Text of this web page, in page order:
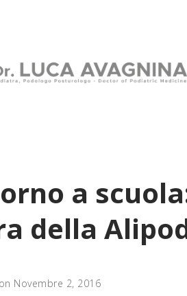
a
della
Novembre 2, 2016